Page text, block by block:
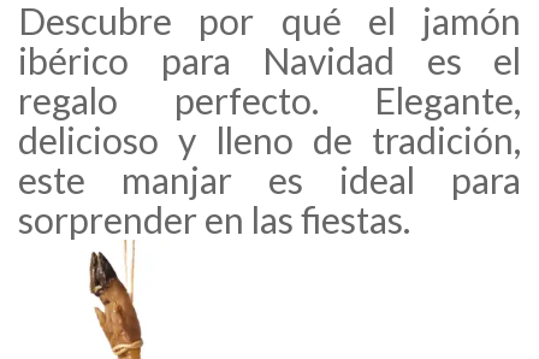
Descubre por qué el jamón
ibérico para Navidad es el
regalo perfecto. Elegante,
delicioso y lleno de tradición,
este manjar es ideal para
sorprender en las fiestas.